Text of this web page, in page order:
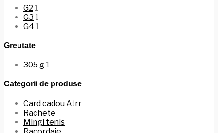
G2 1
G3 1
G4 1
Greutate
305 g 1
Categorii de produse
Card cadou Atrr
Rachete
Mingi tenis